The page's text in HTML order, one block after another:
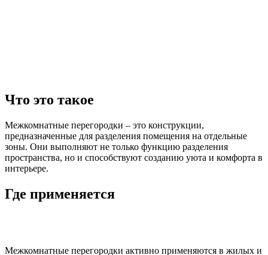
Что это такое
Межкомнатные перегородки – это конструкции,
предназначенные для разделения помещения на отдельные
зоны. Они выполняют не только функцию разделения
пространства, но и способствуют созданию уюта и комфорта в
интерьере.
Где применяется
Межкомнатные перегородки активно применяются в жилых и